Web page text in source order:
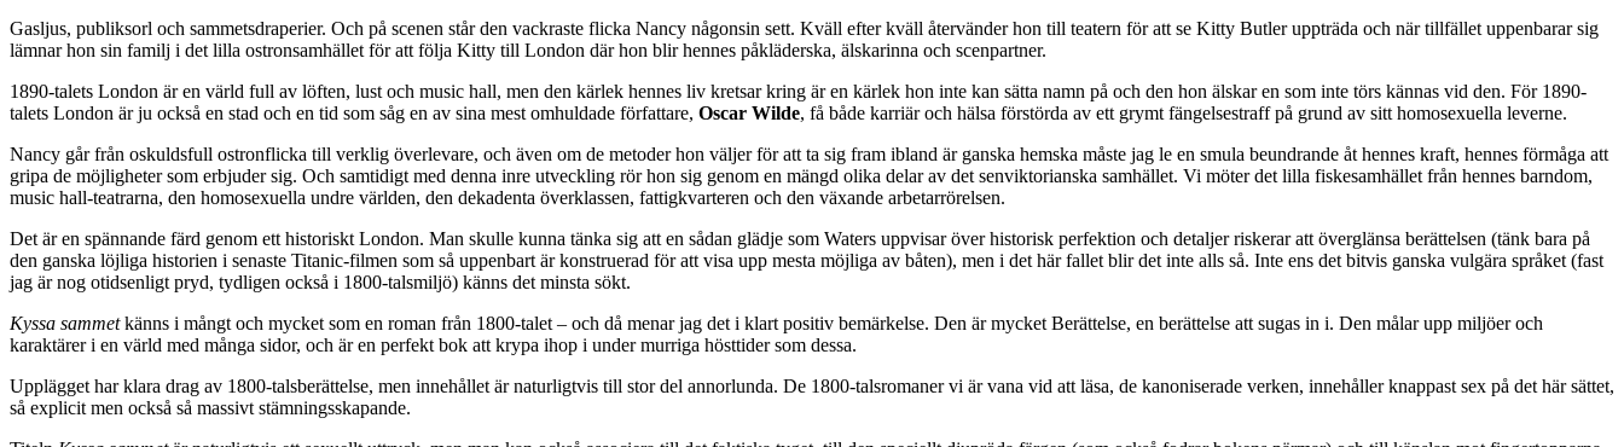
Gasljus, publiksorl och sammetsdraperier. Och på scenen står den vackraste flicka Nancy någonsin sett. Kväll efter kväll återvänder hon till teatern för att se Kitty Butler uppträda och när tillfället uppenbarar sig
lämnar hon sin familj i det lilla ostronsamhället för att följa Kitty till London där hon blir hennes påkläderska, älskarinna och scenpartner.
1890-talets London är en värld full av löften, lust och music hall, men den kärlek hennes liv kretsar kring är en kärlek hon inte kan sätta namn på och den hon älskar en som inte törs kännas vid den. För 1890-
talets London är ju också en stad och en tid som såg en av sina mest omhuldade författare, Oscar Wilde, få både karriär och hälsa förstörda av ett grymt fängelsestraff på grund av sitt homosexuella leverne.
Nancy går från oskuldsfull ostronflicka till verklig överlevare, och även om de metoder hon väljer för att ta sig fram ibland är ganska hemska måste jag le en smula beundrande åt hennes kraft, hennes förmåga att
gripa de möjligheter som erbjuder sig. Och samtidigt med denna inre utveckling rör hon sig genom en mängd olika delar av det senviktorianska samhället. Vi möter det lilla fiskesamhället från hennes barndom,
music hall-teatrarna, den homosexuella undre världen, den dekadenta överklassen, fattigkvarteren och den växande arbetarrörelsen.
Det är en spännande färd genom ett historiskt London. Man skulle kunna tänka sig att en sådan glädje som Waters uppvisar över historisk perfektion och detaljer riskerar att överglänsa berättelsen (tänk bara på
den ganska löjliga historien i senaste Titanic-filmen som så uppenbart är konstruerad för att visa upp mesta möjliga av båten), men i det här fallet blir det inte alls så. Inte ens det bitvis ganska vulgära språket (fast
jag är nog otidsenligt pryd, tydligen också i 1800-talsmiljö) känns det minsta sökt.
Kyssa sammetkänns i mångt och mycket som en roman från 1800-talet – och då menar jag det i klart positiv bemärkelse. Den är mycket Berättelse, en berättelse att sugas in i. Den målar upp miljöer och
karaktärer i en värld med många sidor, och är en perfekt bok att krypa ihop i under murriga hösttider som dessa.
Upplägget har klara drag av 1800-talsberättelse, men innehållet är naturligtvis till stor del annorlunda. De 1800-talsromaner vi är vana vid att läsa, de kanoniserade verken, innehåller knappast sex på det här sättet,
så explicit men också så massivt stämningsskapande.